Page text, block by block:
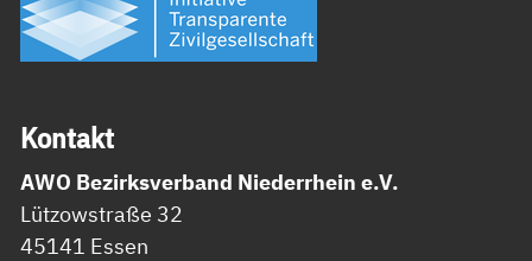
Kon­takt
AWO Bezirksverband Niederrhein e.V.
Lützowstraße 32
45141 Essen